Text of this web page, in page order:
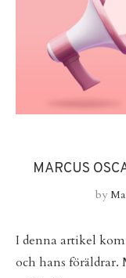
MARCUS
by
I denna artikel
och hans föräldrar.